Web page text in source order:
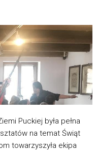
Puckiej była pełna
na temat Świąt
towarzyszyła ekipa